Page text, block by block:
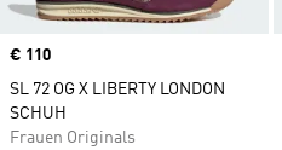
Price
€ 110
SL 72 OG X LIBERTY LONDON
SCHUH
Frauen Originals